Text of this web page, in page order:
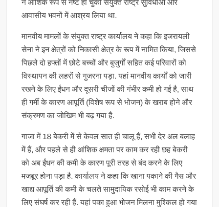
ने आंशिक रूप से नष्ट हो चुकी संयुक्त राष्ट्र सुविधाओं और
आवासीय भवनों में आश्रय लिया था.
मानवीय मामलों के संयुक्त राष्ट्र कार्यालय ने कहा कि इजरायली
सेना ने इन क्षेत्रों को निकासी क्षेत्र के रूप में नामित किया, जिससे
पिछले दो हफ्तों में छोटे बच्चों और बुजुर्गों सहित कई परिवारों को
विस्थापन की लहरों से गुजरना पड़ा. यहां मानवीय कार्यों को जारी
रखने के लिए ईंधन और दूसरी चीजों की गंभीर कमी हो गई है, साथ
ही गर्मी के कारण आपूर्ति (विशेष रूप से भोजन) के खराब होने और
संक्रमण का जोखिम भी बढ़ गया है.
गाजा में 18 बेकरी में से केवल सात ही चालू हैं, सभी देर अल बलाह
में हैं, और पहले से ही आंशिक क्षमता पर काम कर रही छह बेकरी
को अब ईंधन की कमी के कारण पूरी तरह से बंद करने के लिए
मजबूर होना पड़ा है. कार्यालय ने कहा कि खाना पकाने की गैस और
खाद्य आपूर्ति की कमी के चलते सामुदायिक रसोई भी काम करने के
लिए संघर्ष कर रही हैं. यहां पका हुआ भोजन मिलना मुश्किल हो गया